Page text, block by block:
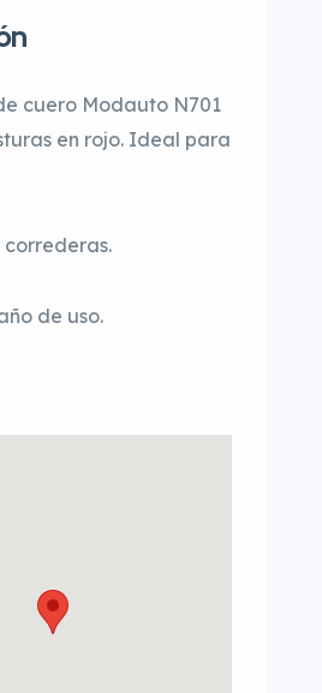
cuero Modauto N701
en rojo. Ideal para
de uso.